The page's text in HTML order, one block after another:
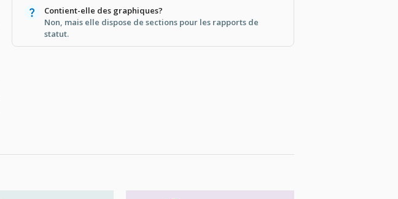
Contient-elle des graphiques?
Non, mais elle dispose de sections pour les rapports de
statut.